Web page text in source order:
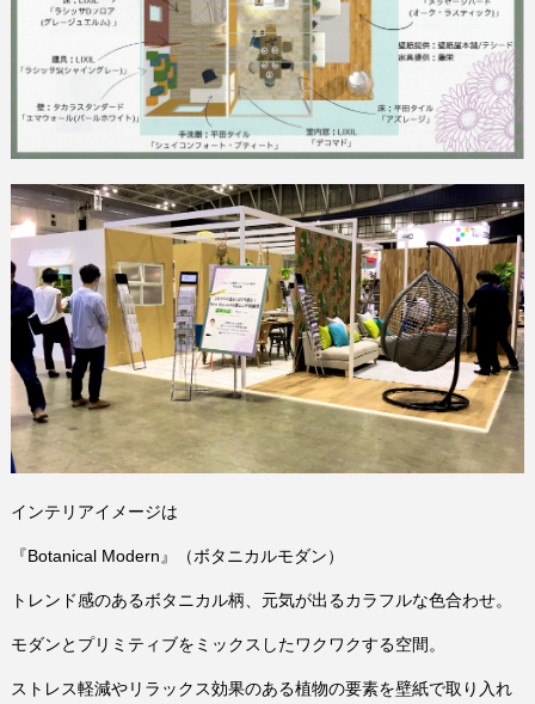
インテリアイメージは
『Botanical Modern』（ボタニカルモダン）
トレンド感のあるボタニカル柄、元気が出るカラフルな色合わせ。
モダンとプリミティブをミックスしたワクワクする空間。
ストレス軽減やリラックス効果のある植物の要素を壁紙で取り入れ